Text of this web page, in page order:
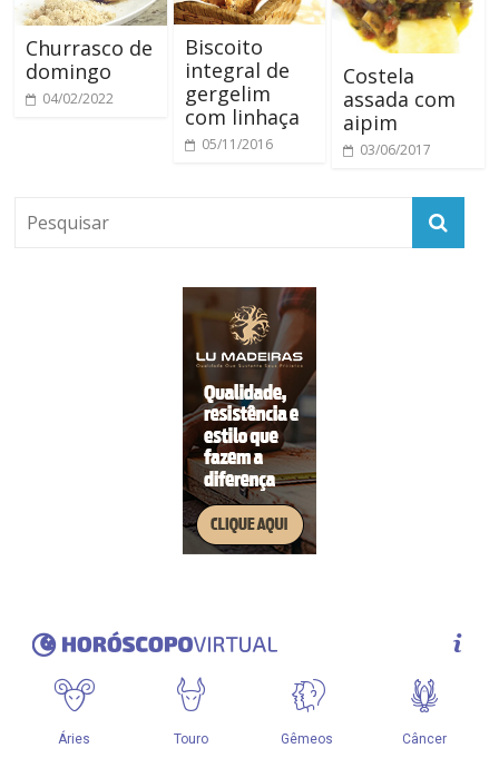
Churrasco de
domingo
04/02/2022
Biscoito
integral de
gergelim
com linhaça
05/11/2016
Costela
assada com
aipim
03/06/2017